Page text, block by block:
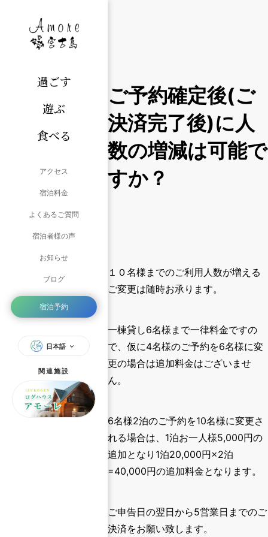
過ごす
遊ぶ
食べる
アクセス
宿泊料金
よくあるご質問
宿泊者様の声
お知らせ
ブログ
宿泊予約
日本語
関連施設
ご予約確定後(ご
決済完了後)に人
数の増減は可能で
すか？
１０名様までのご利用人数が増える
ご変更は随時お承ります。
一棟貸し6名様まで一律料金ですの
で、仮に4名様のご予約を6名様に変
更の場合は追加料金はございませ
ん。
6名様2泊のご予約を10名様に変更さ
れる場合は、1泊お一人様5,000円の
追加となり1泊20,000円×2泊
=40,000円の追加料金となります。
ご申告日の翌日から5営業日までのご
決済をお願い致します。